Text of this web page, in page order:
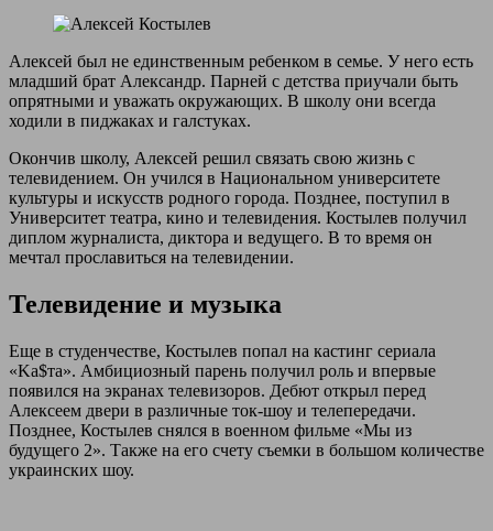
Алексей был не единственным ребенком в семье. У него есть
младший брат Александр. Парней с детства приучали быть
опрятными и уважать окружающих. В школу они всегда
ходили в пиджаках и галстуках.
Окончив школу, Алексей решил связать свою жизнь с
телевидением. Он учился в Национальном университете
культуры и искусств родного города. Позднее, поступил в
Университет театра, кино и телевидения. Костылев получил
диплом журналиста, диктора и ведущего. В то время он
мечтал прославиться на телевидении.
Телевидение и музыка
Еще в студенчестве, Костылев попал на кастинг сериала
«Ka$та». Амбициозный парень получил роль и впервые
появился на экранах телевизоров. Дебют открыл перед
Алексеем двери в различные ток-шоу и телепередачи.
Позднее, Костылев снялся в военном фильме «Мы из
будущего 2». Также на его счету съемки в большом количестве
украинских шоу.